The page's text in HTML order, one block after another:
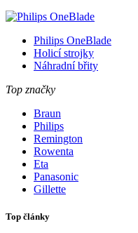
Philips OneBlade
Holicí strojky
Náhradní břity
Top značky
Braun
Philips
Remington
Rowenta
Eta
Panasonic
Gillette
Top články